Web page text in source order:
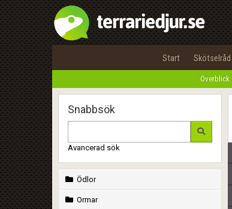
Start Skötselråd
Överblick
Snabbsök
Avancerad sök
Ödlor
Ormar